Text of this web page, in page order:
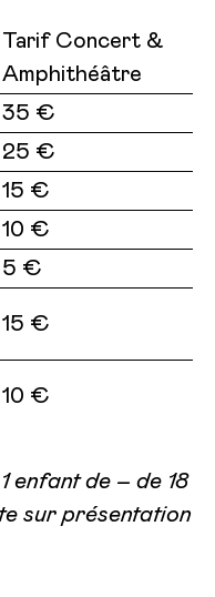
Tarif Concert &
Amphithéâtre
35 €
25 €
15 €
10 €
5 €
15 €
10 €
enfant de – de 18
sur présentation